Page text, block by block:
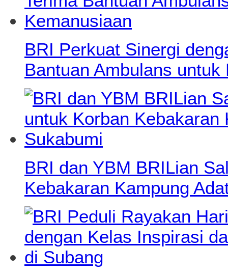
BRI Perkuat Sinergi
Bantuan Ambulans
BRI dan YBM BRILian
Kebakaran Kampung